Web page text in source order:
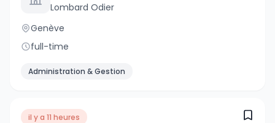
Lombard Odier
Genève
full-time
Administration & Gestion
il y a 11 heures